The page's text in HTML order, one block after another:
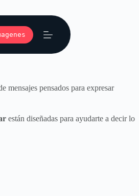
mensajes pensados para expresar
están diseñadas para ayudarte a decir lo